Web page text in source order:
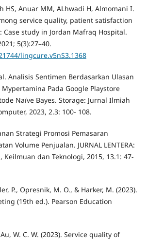
HS, Anuar MM, ALhwadi H, Almomani I.
service quality, patient satisfaction
study in Jordan Mafraq Hospital.
5(3):27–40.
lingcure.v5nS3.1368
Analisis Sentimen Berdasarkan Ulasan
Pada Google Playstore
Naïve Bayes. Storage: Jurnal Ilmiah
2023, 2.3: 100- 108.
Strategi Promosi Pemasaran
Volume Penjualan. JURNAL LENTERA:
Keilmuan dan Teknologi, 2015, 13.1: 47-
P., Opresnik, M. O., & Harker, M. (2023).
(19th ed.). Pearson Education
W. C. W. (2023). Service quality of